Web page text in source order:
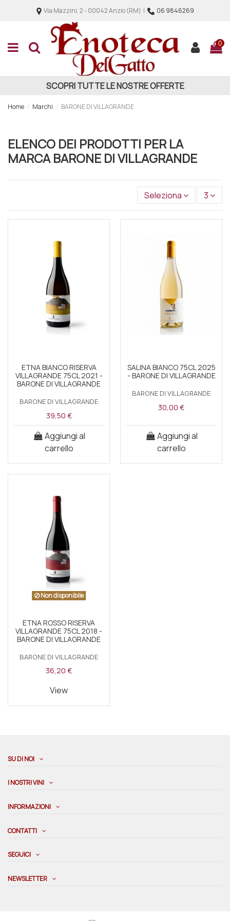
Via Mazzini, 2 - 00042 Anzio (RM) | 06 9846269
0
SCOPRI TUTTE LE NOSTRE OFFERTE
Home Marchi BARONE DI VILLAGRANDE
ELENCO DEI PRODOTTI PER LA
MARCA BARONE DI VILLAGRANDE
Seleziona 3
ETNA BIANCO RISERVA
VILLAGRANDE 75CL 2021 -
BARONE DI VILLAGRANDE
BARONE DI VILLAGRANDE
39,50 €
Aggiungi al
carrello
SALINA BIANCO 75CL 2025
- BARONE DI VILLAGRANDE
BARONE DI VILLAGRANDE
30,00 €
Aggiungi al
carrello
Non disponibile
ETNA ROSSO RISERVA
VILLAGRANDE 75CL 2018 -
BARONE DI VILLAGRANDE
BARONE DI VILLAGRANDE
36,20 €
View
SU DI NOI
I NOSTRI VINI
INFORMAZIONI
CONTATTI
SEGUICI
NEWSLETTER